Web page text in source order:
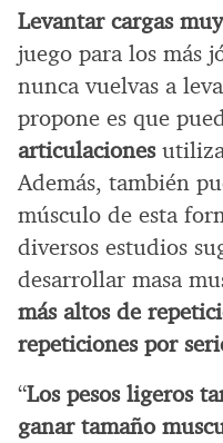
Levantar cargas
juego para los más
nunca vuelvas a
propone es que
articulaciones
Además, también
músculo de esta
diversos estudios
desarrollar masa
más altos de
repeticiones por
“Los pesos ligeros
ganar tamaño